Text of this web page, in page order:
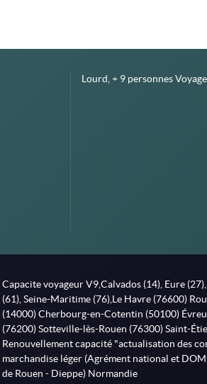
Lourd, + 9 personnes
Capacite voyageur V9,Calvados (14), Eure
(61), Seine-Maritime (76),Le Havre (76600)
(14000) Cherbourg-en-Cotentin (50100)
(76200) Sotteville-lès-Rouen (76300) Saint-
Renouvellement capacité "actualisation des
marchandise léger (Agrément national et DOM
de Rouen - Dieppe) Normandie